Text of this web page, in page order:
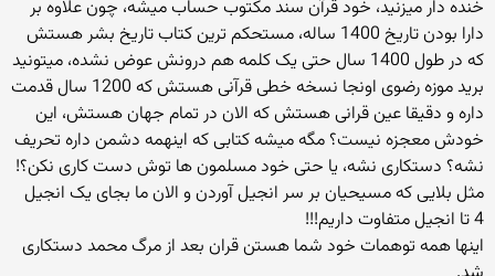
خنده دار میزنید، خود قرآن سند مکتوب حساب میشه، چون علاوه بر
دارا بودن تاریخ 1400 ساله، مستحکم ترین کتاب تاریخ بشر هستش
که در طول 1400 سال حتی یک کلمه هم درونش عوض نشده، میتونید
برید موزه رضوی اونجا نسخه خطی قرآنی هستش که 1200 سال قدمت
داره و دقیقا عین قرانی هستش که الان در تمام جهان هستش، این
خودش معجزه نیست؟ مگه میشه کتابی که اینهمه دشمن داره تحریف
نشه؟ دستکاری نشه، یا حتی خود مسلمون ها توش دست کاری نکن؟!
مثل بلایی که مسیحیان بر سر انجیل آوردن و الان ما بجای یک انجیل
4 تا انجیل متفاوت داریم!!!
اینها همه توهمات خود شما هستن قران بعد از مرگ محمد دستكاری